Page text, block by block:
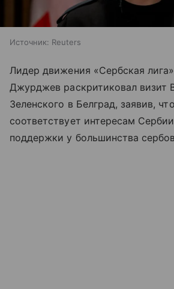
Источник: Reuters
Лидер движения «Сербская
Джурджев раскритиковал визит
Зеленского в Белград, заявив,
соответствует интересам
поддержки у большинства